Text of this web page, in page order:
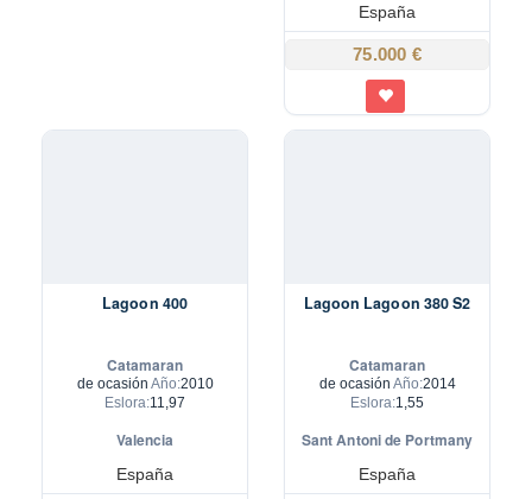
España
75.000 €
Lagoon 400
Catamaran
de ocasión Año:2010
Eslora:11,97
Valencia
España
Lagoon Lagoon 380 S2
Catamaran
de ocasión Año:2014
Eslora:1,55
Sant Antoni de Portmany
España